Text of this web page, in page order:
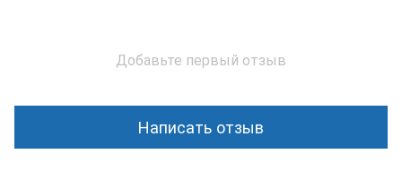
Добавьте первый отзыв
Написать отзыв